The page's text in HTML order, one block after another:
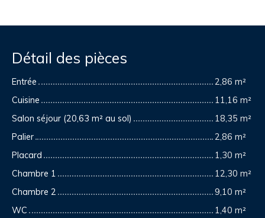
Détail des pièces
Entrée
2,86 m²
Cuisine
11,16 m²
Salon séjour (20,63 m² au sol)
18,35 m²
Palier
2,86 m²
Placard
1,30 m²
Chambre 1
12,30 m²
Chambre 2
9,10 m²
WC
1,40 m²